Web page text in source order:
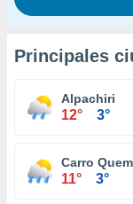
Principales
Alpachiri
12° 3°
Carro
11° 3°